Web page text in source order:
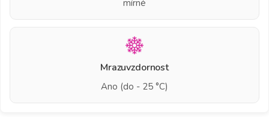
mírné
Mrazuvzdornost
Ano (do - 25 °C)